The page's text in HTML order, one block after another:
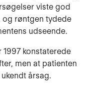
vi­ste god
og røntgen tydede
udseende.
konstaterede
men at patienten
årsag.